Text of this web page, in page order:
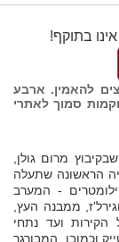
בתוקף!
להאמין. ארבע
סמוך לאתרי
מרום גולן,
הראשונה שתעלה
- המערב
ממבנה העץ,
ועד נתחי
וכמובן, המבורגר